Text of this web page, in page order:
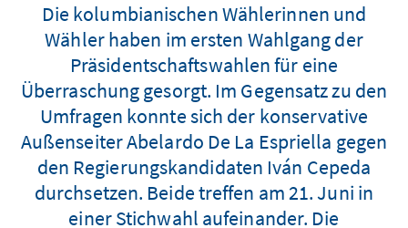
Die kolumbianischen Wählerinnen und
Wähler haben im ersten Wahlgang der
Präsidentschaftswahlen für eine
Überraschung gesorgt. Im Gegensatz zu den
Umfragen konnte sich der konservative
Außenseiter Abelardo De La Espriella gegen
den Regierungskandidaten Iván Cepeda
durchsetzen. Beide treffen am 21. Juni in
einer Stichwahl aufeinander. Die